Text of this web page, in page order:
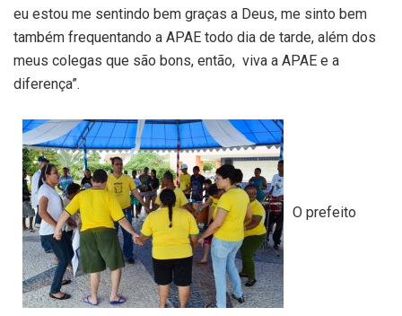
eu estou me sentindo bem graças a Deus, me sinto bem
também frequentando a APAE todo dia de tarde, além dos
meus colegas que são bons, então, viva a APAE e a
diferença”.
O prefeito